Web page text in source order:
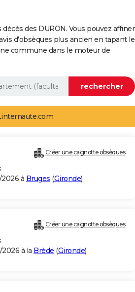
des DURON. Vous pouvez affiner
d'obsèques plus ancien en tapant le
commune dans le moteur de
Créer une cagnotte obsèques
2026 à Bruges (Gironde)
Créer une cagnotte obsèques
2026 à la Brède (Gironde)